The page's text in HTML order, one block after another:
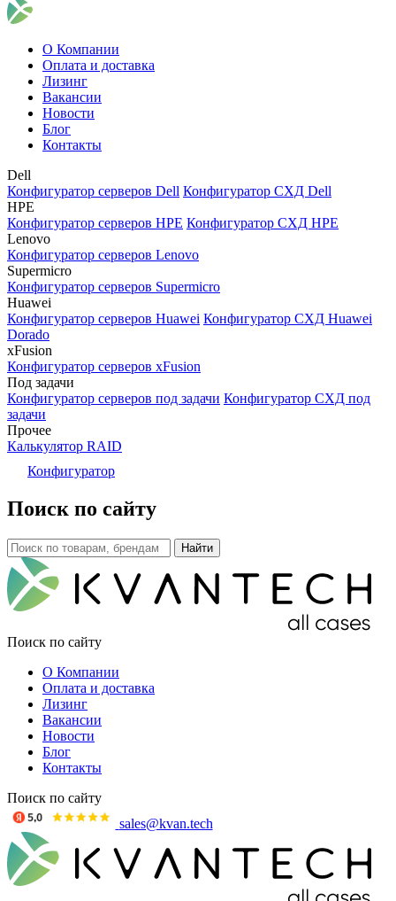
О Компании
Оплата и доставка
Лизинг
Вакансии
Новости
Блог
Контакты
Dell
Конфигуратор серверов Dell Конфигуратор СХД Dell
HPE
Конфигуратор серверов HPE Конфигуратор СХД HPE
Lenovo
Конфигуратор серверов Lenovo
Supermicro
Конфигуратор серверов Supermicro
Huawei
Конфигуратор серверов Huawei Конфигуратор СХД Huawei
Dorado
xFusion
Конфигуратор серверов xFusion
Под задачи
Конфигуратор серверов под задачи Конфигуратор СХД под
задачи
Прочее
Калькулятор RAID
Конфигуратор
Поиск по сайту
Поиск по сайту
О Компании
Оплата и доставка
Лизинг
Вакансии
Новости
Блог
Контакты
Поиск по сайту
sales@kvan.tech